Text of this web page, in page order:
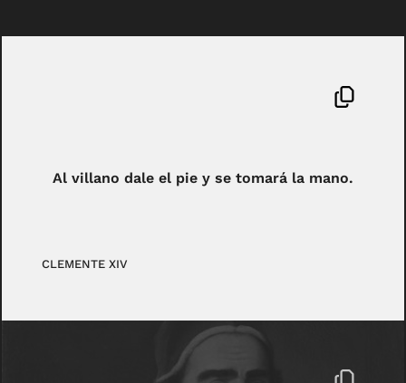
Al villano dale el pie y se tomará la mano.
CLEMENTE XIV